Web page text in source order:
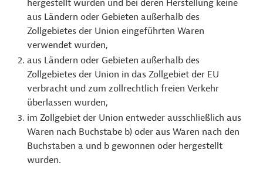
hergestellt wurden und bei deren Herstellung keine
aus Ländern oder Gebieten außerhalb des
Zollgebietes der Union eingeführten Waren
verwendet wurden,
aus Ländern oder Gebieten außerhalb des
Zollgebietes der Union in das Zollgebiet der EU
verbracht und zum zollrechtlich freien Verkehr
überlassen wurden,
im Zollgebiet der Union entweder ausschließlich aus
Waren nach Buchstabe b) oder aus Waren nach den
Buchstaben a und b gewonnen oder hergestellt
wurden.